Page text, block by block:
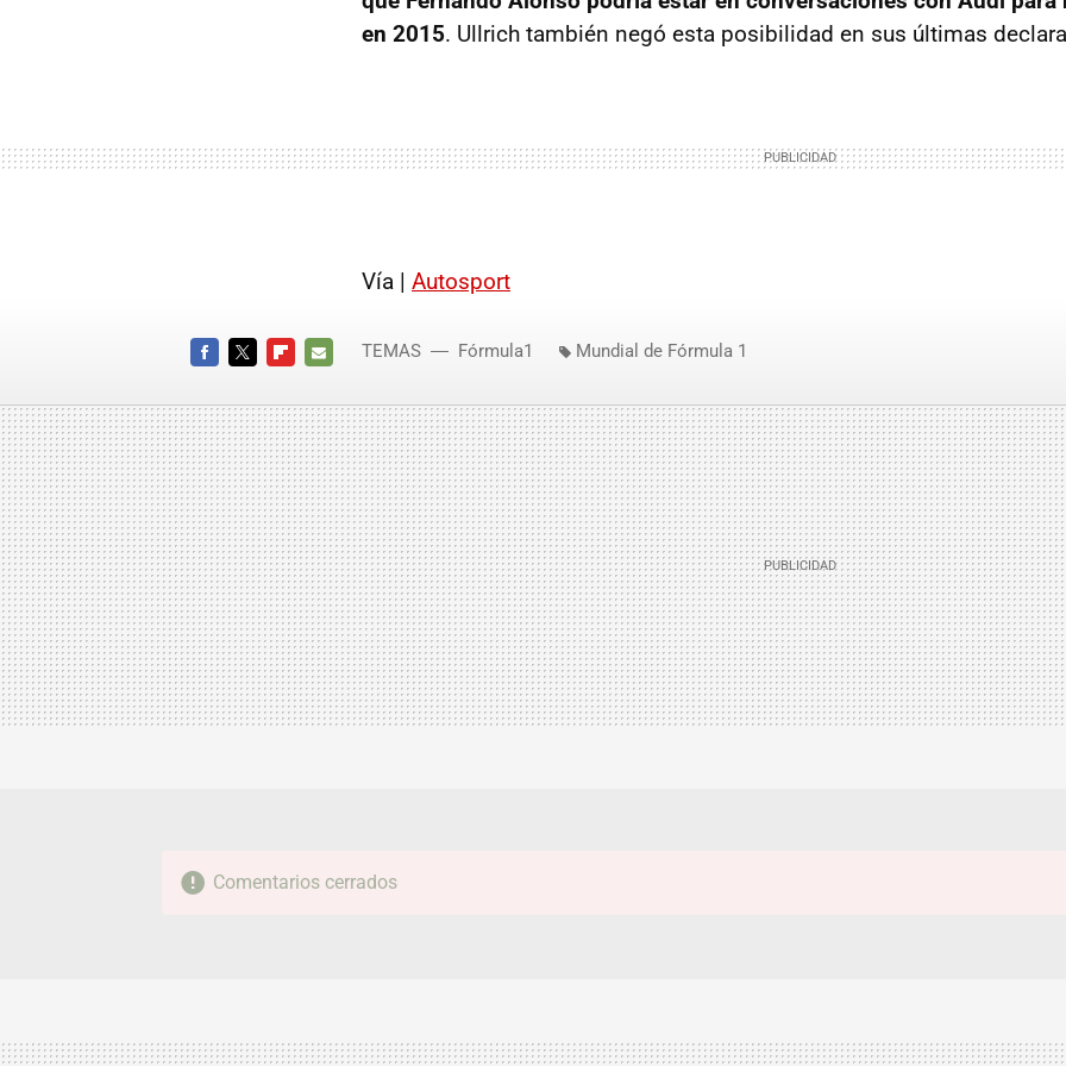
en 2015. Ullrich también negó esta posibilidad en sus últimas
Vía | Autosport
MAIL
TEMAS Fórmula1 Mundial de Fórmula 1
Comentarios cerrados